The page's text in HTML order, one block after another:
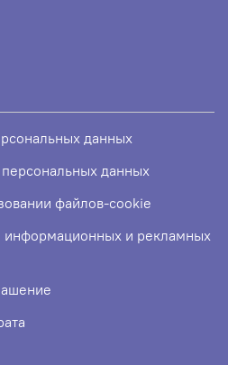
данных
данных
файлов-cookie
информационных и рекламных